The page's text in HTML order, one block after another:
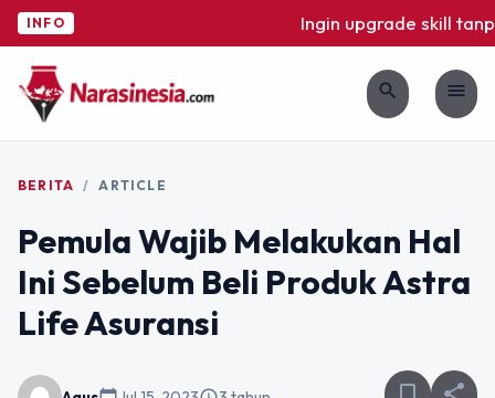
INFO Ingin upgrade skill
search menu
BERITA / ARTICLE
Pemula Wajib Melakukan Hal
Ini Sebelum Beli Produk Astra
Life Asuransi